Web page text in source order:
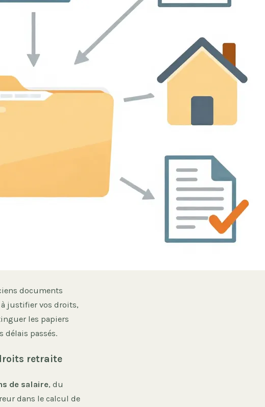
documents
justifier vos droits,
les papiers
délais passés.
retraite
de salaire, du
dans le calcul de